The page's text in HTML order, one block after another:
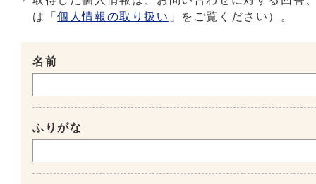
は「個人情報の取り扱い 」をご覧ください）。
名前
ふりがな